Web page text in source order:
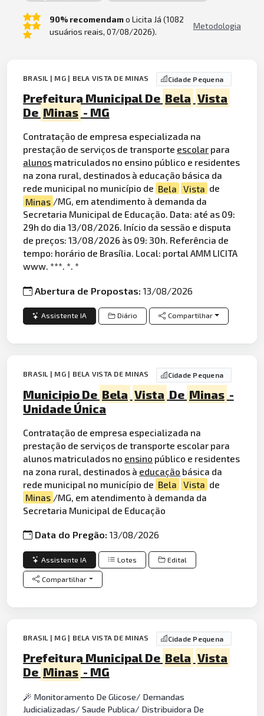
90% recomendamo Licita Já (1082
usuários reais, 07/08/2026).
Metodologia
BRASIL | MG | BELA VISTA DE MINAS Cidade Pequena
Prefeitura Municipal De Bela Vista
De Minas - MG
Contratação de empresa especializada na
prestação de serviços de transporte escolar para
alunos matriculados no ensino público e residentes
na zona rural, destinados à educação básica da
rede municipal no município de Bela Vista de
Minas /MG, em atendimento à demanda da
Secretaria Municipal de Educação. Data: até as 09:
29h do dia 13/08/2026. Início da sessão e disputa
de preços: 13/08/2026 às 09: 30h. Referência de
tempo: horário de Brasília. Local: portal AMM LICITA
www. ***. *. *
Abertura de Propostas:13/08/2026
Assistente IA Diário Compartilhar
BRASIL | MG | BELA VISTA DE MINAS Cidade Pequena
Municipio De Bela Vista De Minas -
Unidade Única
Contratação de empresa especializada na
prestação de serviços de transporte escolar para
alunos matriculados no ensino público e residentes
na zona rural, destinados à educação básica da
rede municipal no município de Bela Vista de
Minas /MG, em atendimento à demanda da
Secretaria Municipal de Educação
Data do Pregão:13/08/2026
Assistente IA Lotes Edital
Compartilhar
BRASIL | MG | BELA VISTA DE MINAS Cidade Pequena
Prefeitura Municipal De Bela Vista
De Minas - MG
Monitoramento De Glicose/ Demandas
Judicializadas/ Saude Publica/ Distribuidora De